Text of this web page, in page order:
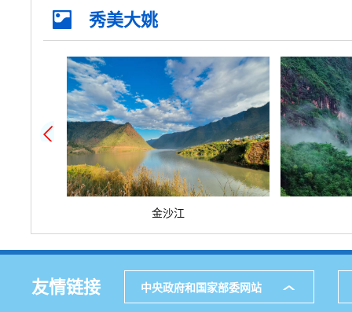
准营准办
环保绿化 公用事业 死亡殡葬
秀美大姚
金沙江
友情链接 中央政府和国家部委网站